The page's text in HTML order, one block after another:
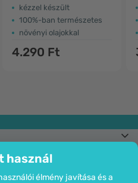
használ
élmény javítása és a
kézzel készült
100%-ban természetes
növényi olajokkal
4.290 Ft